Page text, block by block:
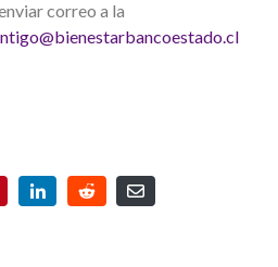
correo a la